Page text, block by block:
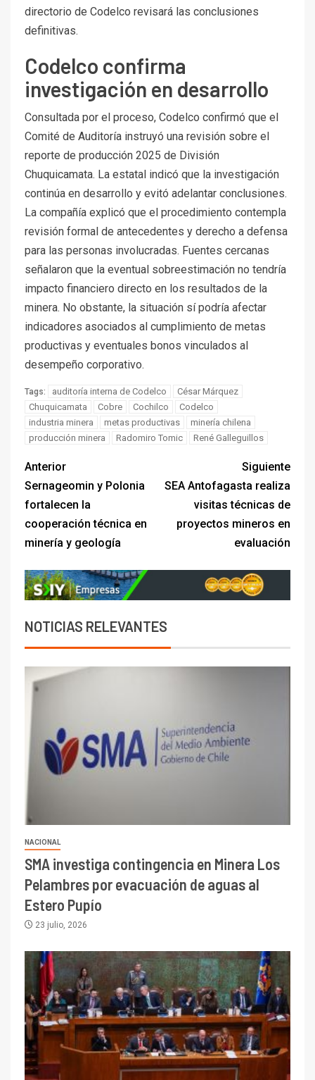
directorio de Codelco revisará las conclusiones
definitivas.
Codelco confirma
investigación en desarrollo
Consultada por el proceso, Codelco confirmó que el
Comité de Auditoría instruyó una revisión sobre el
reporte de producción 2025 de División
Chuquicamata. La estatal indicó que la investigación
continúa en desarrollo y evitó adelantar conclusiones.
La compañía explicó que el procedimiento contempla
revisión formal de antecedentes y derecho a defensa
para las personas involucradas. Fuentes cercanas
señalaron que la eventual sobreestimación no tendría
impacto financiero directo en los resultados de la
minera. No obstante, la situación sí podría afectar
indicadores asociados al cumplimiento de metas
productivas y eventuales bonos vinculados al
desempeño corporativo.
Tags: auditoría interna de Codelco
César Márquez
Chuquicamata
Cobre Cochilco
Codelco
industria minera
metas productivas
minería chilena
producción minera
Radomiro Tomic René Galleguillos
Anterior
Sernageomin y Polonia
fortalecen la
cooperación técnica en
minería y geología
Siguiente
SEA Antofagasta realiza
visitas técnicas de
proyectos mineros en
evaluación
NOTICIAS RELEVANTES
NACIONAL
SMA investiga contingencia en Minera Los
Pelambres por evacuación de aguas al
Estero Pupío
23 julio, 2026